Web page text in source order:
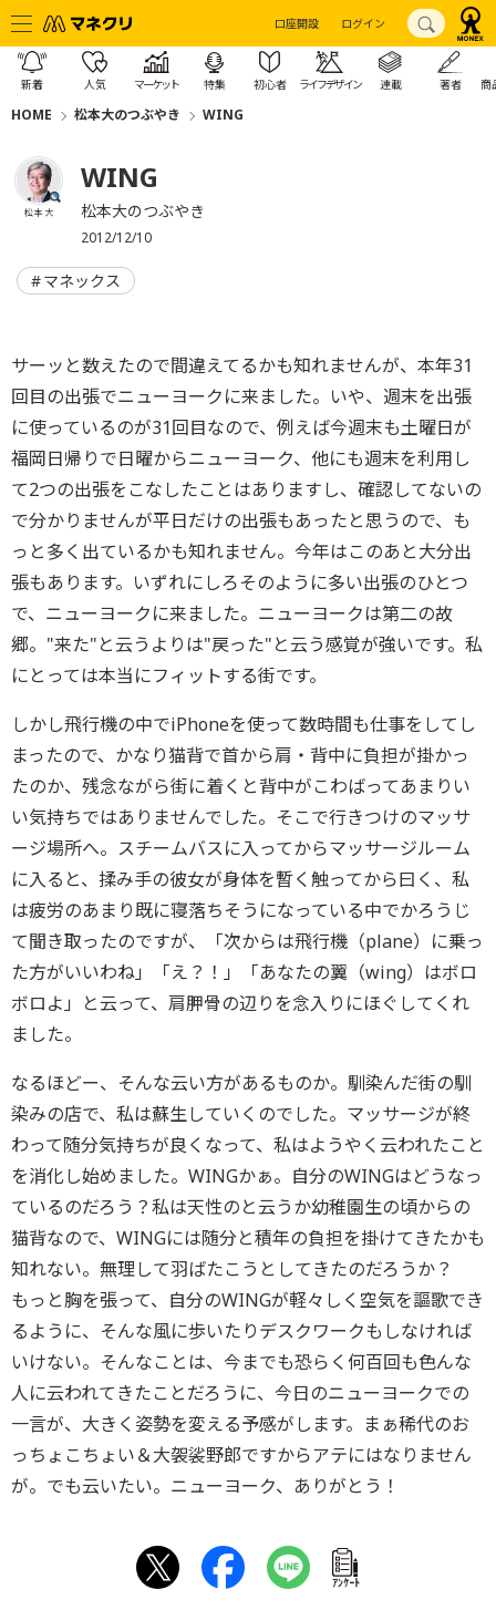
口座開設 ログイン
新着 人気 マーケット 特集 初心者 ライフデザイン 連載 著者 商
HOME 松本大のつぶやき WING
松本 大
WING
松本大のつぶやき
2012/12/10
マネックス
サーッと数えたので間違えてるかも知れませんが、本年31
回目の出張でニューヨークに来ました。いや、週末を出張
に使っているのが31回目なので、例えば今週末も土曜日が
福岡日帰りで日曜からニューヨーク、他にも週末を利用し
て2つの出張をこなしたことはありますし、確認してないの
で分かりませんが平日だけの出張もあったと思うので、も
っと多く出ているかも知れません。今年はこのあと大分出
張もあります。いずれにしろそのように多い出張のひとつ
で、ニューヨークに来ました。ニューヨークは第二の故
郷。"来た"と云うよりは"戻った"と云う感覚が強いです。私
にとっては本当にフィットする街です。
しかし飛行機の中でiPhoneを使って数時間も仕事をしてし
まったので、かなり猫背で首から肩・背中に負担が掛かっ
たのか、残念ながら街に着くと背中がこわばってあまりい
い気持ちではありませんでした。そこで行きつけのマッサ
ージ場所へ。スチームバスに入ってからマッサージルーム
に入ると、揉み手の彼女が身体を暫く触ってから曰く、私
は疲労のあまり既に寝落ちそうになっている中でかろうじ
て聞き取ったのですが、「次からは飛行機（plane）に乗っ
た方がいいわね」「え？！」「あなたの翼（wing）はボロ
ボロよ」と云って、肩胛骨の辺りを念入りにほぐしてくれ
ました。
なるほどー、そんな云い方があるものか。馴染んだ街の馴
染みの店で、私は蘇生していくのでした。マッサージが終
わって随分気持ちが良くなって、私はようやく云われたこと
を消化し始めました。WINGかぁ。自分のWINGはどうなっ
ているのだろう？私は天性のと云うか幼稚園生の頃からの
猫背なので、WINGには随分と積年の負担を掛けてきたかも
知れない。無理して羽ばたこうとしてきたのだろうか？
もっと胸を張って、自分のWINGが軽々しく空気を謳歌でき
るように、そんな風に歩いたりデスクワークもしなければ
いけない。そんなことは、今までも恐らく何百回も色んな
人に云われてきたことだろうに、今日のニューヨークでの
一言が、大きく姿勢を変える予感がします。まぁ稀代のお
っちょこちょい＆大袈裟野郎ですからアテにはなりません
が。でも云いたい。ニューヨーク、ありがとう！
ｱﾝｹｰﾄ